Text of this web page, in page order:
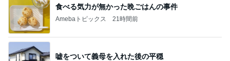
嘘をついて義母を入れた後の平穏
Amebaトピックス 1日前
上原さくら ツヤツヤほっぺになるYSL